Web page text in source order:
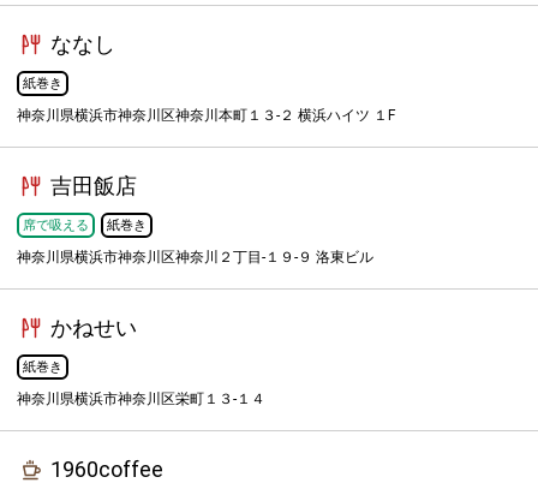
ななし
紙巻き
神奈川県横浜市神奈川区神奈川本町１３-２ 横浜ハイツ １F
吉田飯店
席で吸える 紙巻き
神奈川県横浜市神奈川区神奈川２丁目-１９-９ 洛東ビル
かねせい
紙巻き
神奈川県横浜市神奈川区栄町１３-１４
1960coffee